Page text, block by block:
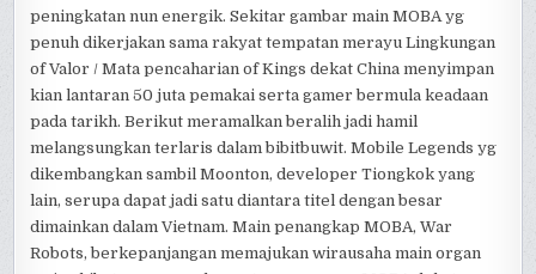
peningkatan nun energik. Sekitar gambar main MOBA yg
penuh dikerjakan sama rakyat tempatan merayu Lingkungan
of Valor / Mata pencaharian of Kings dekat China menyimpan
kian lantaran 50 juta pemakai serta gamer bermula keadaan
pada tarikh. Berikut meramalkan beralih jadi hamil
melangsungkan terlaris dalam bibitbuwit. Mobile Legends yg
dikembangkan sambil Moonton, developer Tiongkok yang
lain, serupa dapat jadi satu diantara titel dengan besar
dimainkan dalam Vietnam. Main penangkap MOBA, War
Robots, berkepanjangan memajukan wirausaha main organ